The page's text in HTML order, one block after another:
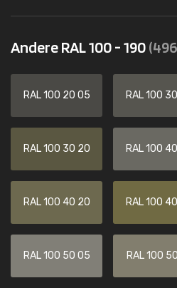
Andere RAL 100 - 190
RAL 100 20 05 RAL 100
RAL 100 30 20 RAL 100
RAL 100 40 20 RAL 100
RAL 100 50 05 RAL 100